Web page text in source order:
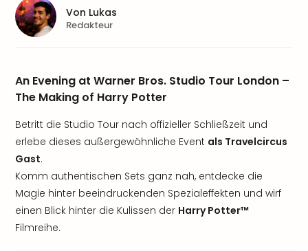
An Evening at Warner Bros. Studio Tour London –
The Making of Harry Potter
Betritt die Studio Tour nach offizieller Schließzeit und
erlebe dieses außergewöhnliche Event als Travelcircus
Gast.
Komm authentischen Sets ganz nah, entdecke die
Magie hinter beeindruckenden Spezialeffekten und wirf
einen Blick hinter die Kulissen der Harry Potter™
Filmreihe.
Von Lukas
Redakteur